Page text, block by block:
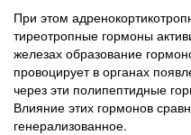
При этом
тиреотропные гормоны
железах образование
провоцирует в органах
через эти полипептидные
Влияние этих гормонов
генерализованное.